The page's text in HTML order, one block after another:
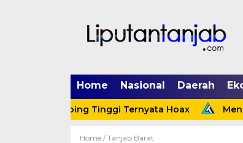
Home Nasional Daerah
Tebing Tinggi Ternyata Hoax
Home / Tanjab Barat